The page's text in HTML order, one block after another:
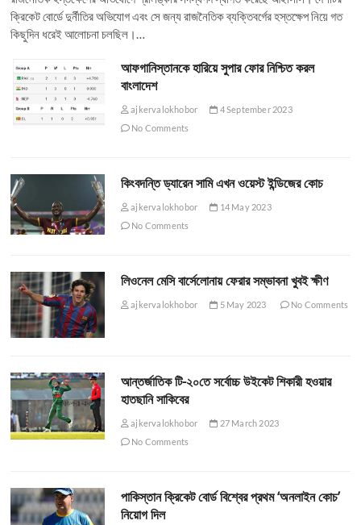
ক্রিকেট বোর্ডে দুর্নীতির অভিযোগ এবং সে জন্য রাজনৈতিক ব্যক্তিবর্গের হস্তক্ষেপ নিয়ে গত
কিছুদিন ধরেই আলোচনা চলছিল।…
আফগানিস্তানকে হারিয়ে সুপার ফোর নিশ্চিত করল
বাংলাদেশ
ajkervalokhobor
4 September 2023
No Comments
কিংবদন্তি ড্যারেন সামি এখন ওয়েস্ট ইন্ডিজের কোচ
ajkervalokhobor
14 May 2023
No Comments
লিওনেল মেসি বার্সেলোনায় ফেরার সম্ভাবনা খুবই ক্ষীণ
ajkervalokhobor 5 May 2023 No Comments
আন্তর্জাতিক টি-২০তে সর্বোচ্চ উইকেট শিকারী হওয়ার
হাতছানি সাকিবের
ajkervalokhobor
27 March 2023
No Comments
পাকিস্তান ক্রিকেট বোর্ড বিশ্বের প্রথম ‘অনলাইন কোচ’
নিয়োগ দিল